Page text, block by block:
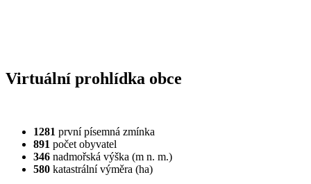
Virtuální prohlídka obce
1281 první písemná zmínka
891 počet obyvatel
346 nadmořská výška (m n. m.)
580 katastrální výměra (ha)